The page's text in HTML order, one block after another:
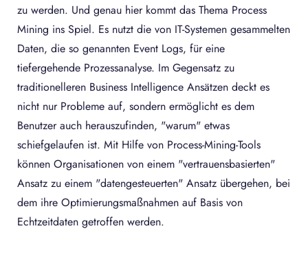
zu werden. Und genau hier kommt das Thema Process
Mining ins Spiel. Es nutzt die von IT-Systemen gesammelten
Daten, die so genannten Event Logs, für eine
tiefergehende Prozessanalyse. Im Gegensatz zu
traditionelleren Business Intelligence Ansätzen deckt es
nicht nur Probleme auf, sondern ermöglicht es dem
Benutzer auch herauszufinden, "warum" etwas
schiefgelaufen ist. Mit Hilfe von Process-Mining-Tools
können Organisationen von einem "vertrauensbasierten"
Ansatz zu einem "datengesteuerten" Ansatz übergehen, bei
dem ihre Optimierungsmaßnahmen auf Basis von
Echtzeitdaten getroffen werden.